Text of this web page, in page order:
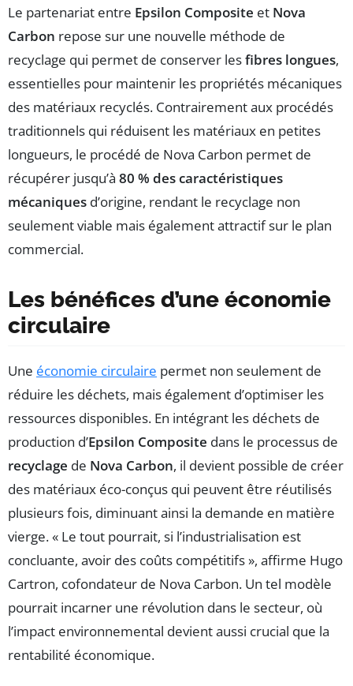
Le partenariat entre Epsilon Composite et Nova
Carbon repose sur une nouvelle méthode de
recyclage qui permet de conserver lesfibres longues,
essentielles pour maintenir les propriétés mécaniques
des matériaux recyclés. Contrairement aux procédés
traditionnels qui réduisent les matériaux en petites
longueurs, le procédé de Nova Carbon permet de
récupérer jusqu’à 80 % des caractéristiques
mécaniques d’origine, rendant le recyclage non
seulement viable mais également attractif sur le plan
commercial.
Les bénéfices d’une économie
circulaire
Une économie circulaire permet non seulement de
réduire les déchets, mais également d’optimiser les
ressources disponibles. En intégrant les déchets de
production d’Epsilon Composite dans le processus de
recyclage de Nova Carbon, il devient possible de créer
des matériaux éco-conçus qui peuvent être réutilisés
plusieurs fois, diminuant ainsi la demande en matière
vierge. « Le tout pourrait, si l’industrialisation est
concluante, avoir des coûts compétitifs », affirme Hugo
Cartron, cofondateur de Nova Carbon. Un tel modèle
pourrait incarner une révolution dans le secteur, où
l’impact environnemental devient aussi crucial que la
rentabilité économique.